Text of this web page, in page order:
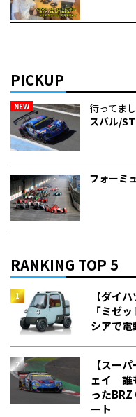
PICKUP
NEW
待ってま
スバル/
フォーミ
RANKING TOP 5
【ダイ
「ミゼ
シアで
【スー
ェイ 誰
った
ート